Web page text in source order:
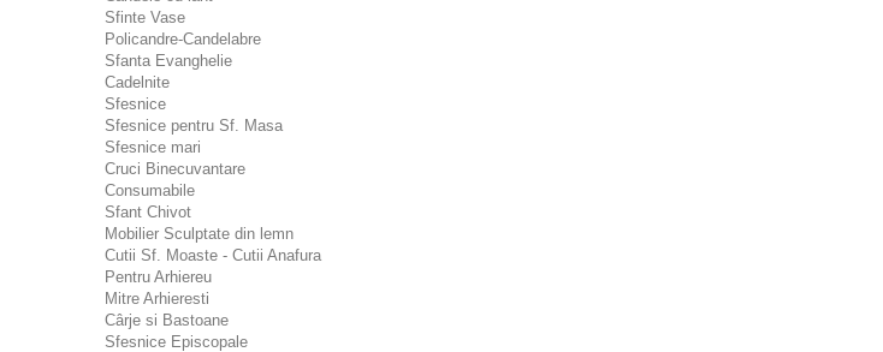
Sfinte Vase
Policandre-Candelabre
Sfanta Evanghelie
Cadelnite
Sfesnice
Sfesnice pentru Sf. Masa
Sfesnice mari
Cruci Binecuvantare
Consumabile
Sfant Chivot
Mobilier Sculptate din lemn
Cutii Sf. Moaste - Cutii Anafura
Pentru Arhiereu
Mitre Arhieresti
Cârje si Bastoane
Sfesnice Episcopale